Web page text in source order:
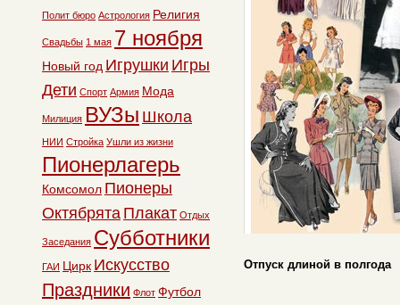
Отпуск длиной в полгода
Полит бюро Астрология Религия
Свадьбы 1 мая 7 ноября
Новый год Игрушки Игры
Дети Спорт Армия Мода
Милиция ВУЗы Школа
НИИ Стройка Ушли из жизни
Пионерлагерь
Комсомол Пионеры
Октябрята Плакат Отдых
Заседания Субботники
ГАИ Цирк Искусство
Праздники Флот Футбол